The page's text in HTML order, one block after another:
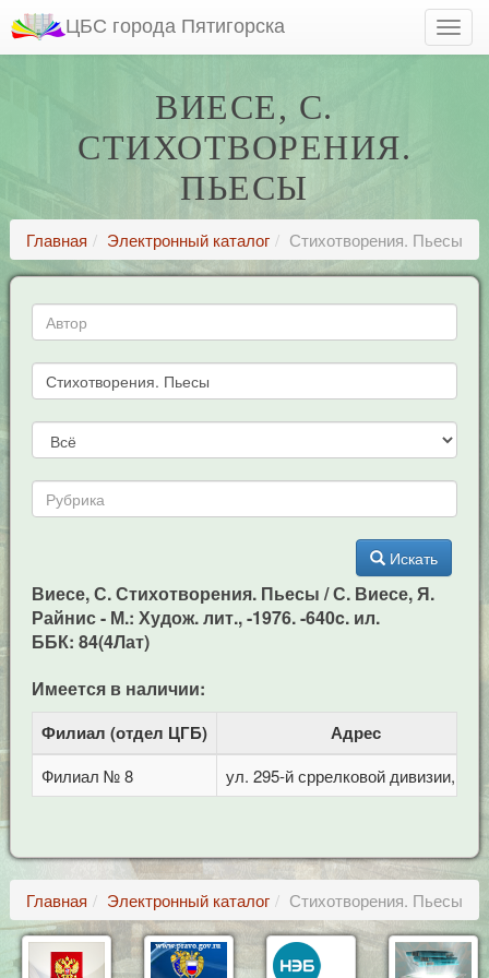
ЦБС города Пятигорска
ВИЕСЕ, С.
СТИХОТВОРЕНИЯ.
ПЬЕСЫ
Главная Электронный каталог Стихотворения. Пьесы
Искать
Виесе, С. Стихотворения. Пьесы / С. Виесе, Я.
Райнис - М.: Худож. лит., -1976. -640c. ил.
ББК: 84(4Лат)
Имеется в наличии:
Филиал (отдел ЦГБ) Адрес
Филиал № 8 ул. 295-й сррелковой дивизии, 114
Главная Электронный каталог Стихотворения. Пьесы